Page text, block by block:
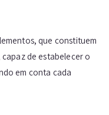
que constituem
de estabelecer o
em conta cada